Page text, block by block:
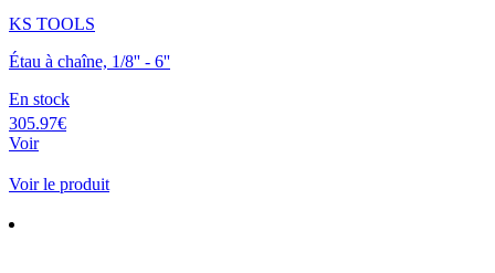
KS TOOLS
Étau à chaîne, 1/8'' - 6''
En stock
305.97€
Voir
Voir le produit